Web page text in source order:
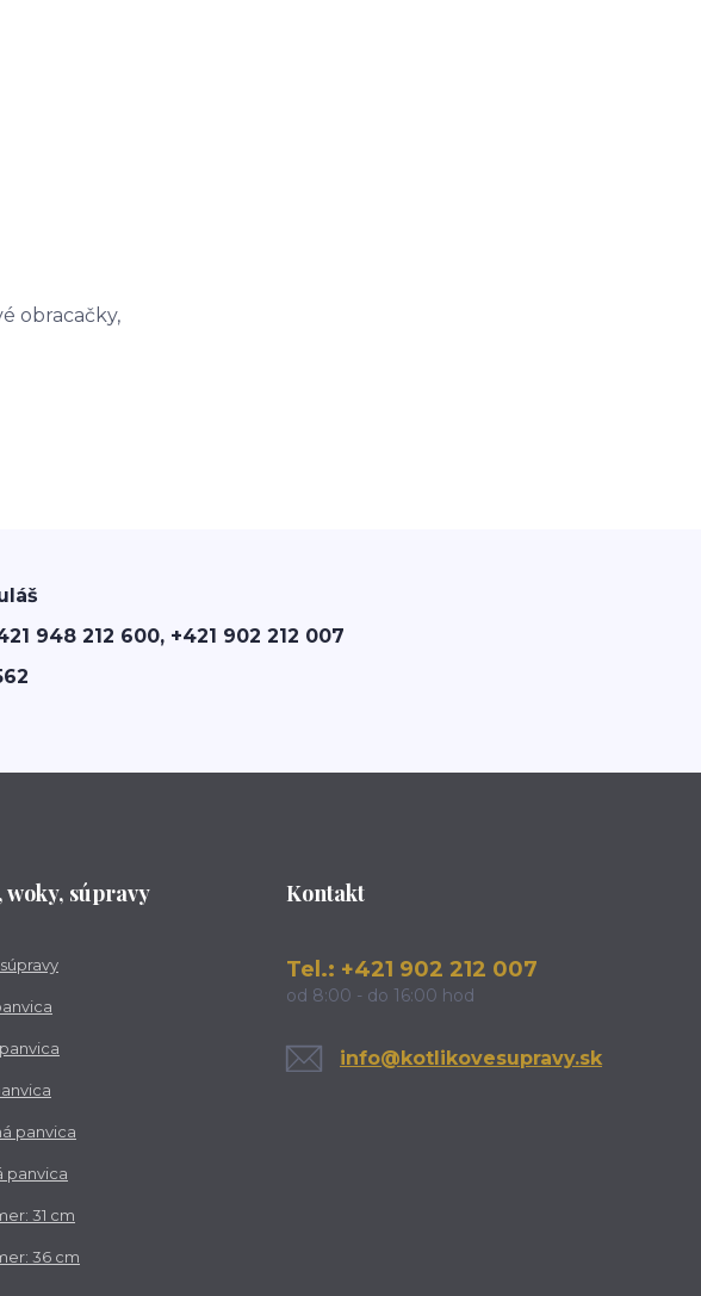
obracačky,
948 212 600, +421 902 212 007
woky, súpravy
panvica
panvica
31 cm
36 cm
Kontakt
Tel.: +421 902 212 007
od 8:00 - do 16:00 hod
info@kotlikovesupravy.sk